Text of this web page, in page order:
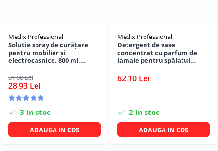
Medix Professional
Solutie spray de curățare
pentru mobilier și
electrocasnice, 800 ml,
31,58 Lei
28,93 Lei
3 In stoc
ADAUGA IN COS
Medix Professional
Detergent de vase
concentrat cu parfum de
lamaie pentru spălatul
ingredient antibacterian, 5
litrii, Medix Professional
62,10 Lei
2 In stoc
ADAUGA IN COS